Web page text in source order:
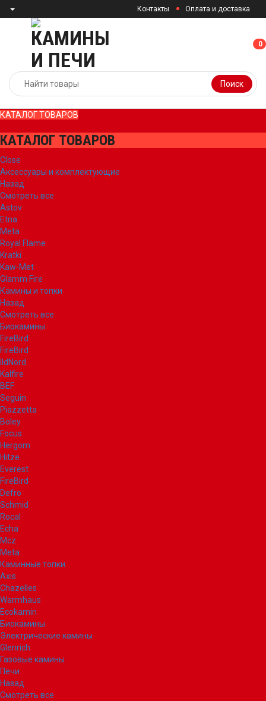
Контакты Оплата и доставка
Поиск
00
КАТАЛОГ ТОВАРОВ
КАТАЛОГ ТОВАРОВ
Close
Аксессуары и комплектующие
Назад
Смотреть все
Astov
Etna
Meta
Royal Flame
Kratki
Kaw-Met
Glamm Fire
Камины и топки
Назад
Смотреть все
Биокамины
FireBird
FireBird
IldNord
Kalfire
BEF
Seguin
Piazzetta
Boley
Focus
Hergom
Hitze
Everest
FireBird
Defro
Schmid
Rocal
Echa
Mcz
Meta
Каминные топки
Axis
Chazelles
Warmhaus
Ecokamin
Биокамины
Электрические камины
Glenrich
Газовые камины
Печи
Назад
Смотреть все